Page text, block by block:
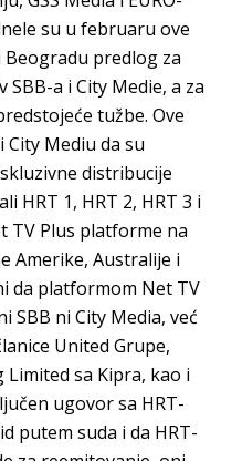
su u februaru ove
predlog za
a i City Medie, a za
tužbe. Ove
City Mediu da su
distribucije
HRT 1, HRT 2, HRT 3 i
TV Plus platforme na
Amerike, Australije i
da platformom Net TV
SBB ni City Media, već
United Grupe,
sa Kipra, kao i
ugovor sa HRT-
putem suda i da HRT-